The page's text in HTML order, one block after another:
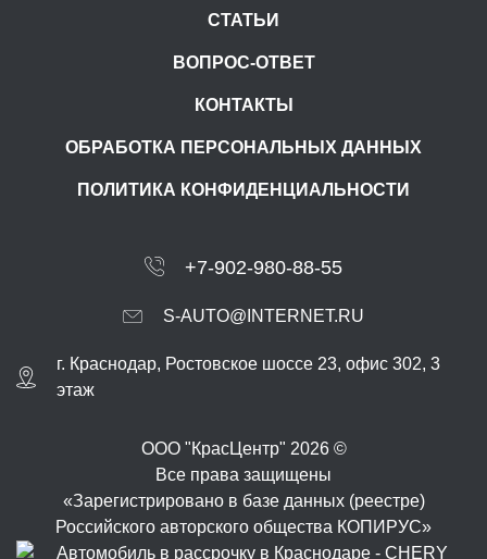
СТАТЬИ
ВОПРОС-ОТВЕТ
КОНТАКТЫ
ОБРАБОТКА ПЕРСОНАЛЬНЫХ ДАННЫХ
ПОЛИТИКА КОНФИДЕНЦИАЛЬНОСТИ
+7-902-980-88-55
S-AUTO@INTERNET.RU
г. Краснодар, Ростовское шоссе 23, офис 302, 3
этаж
ООО "КрасЦентр" 2026 ©
Все права защищены
«Зарегистрировано в базе данных (реестре)
Российского авторского общества КОПИРУС»